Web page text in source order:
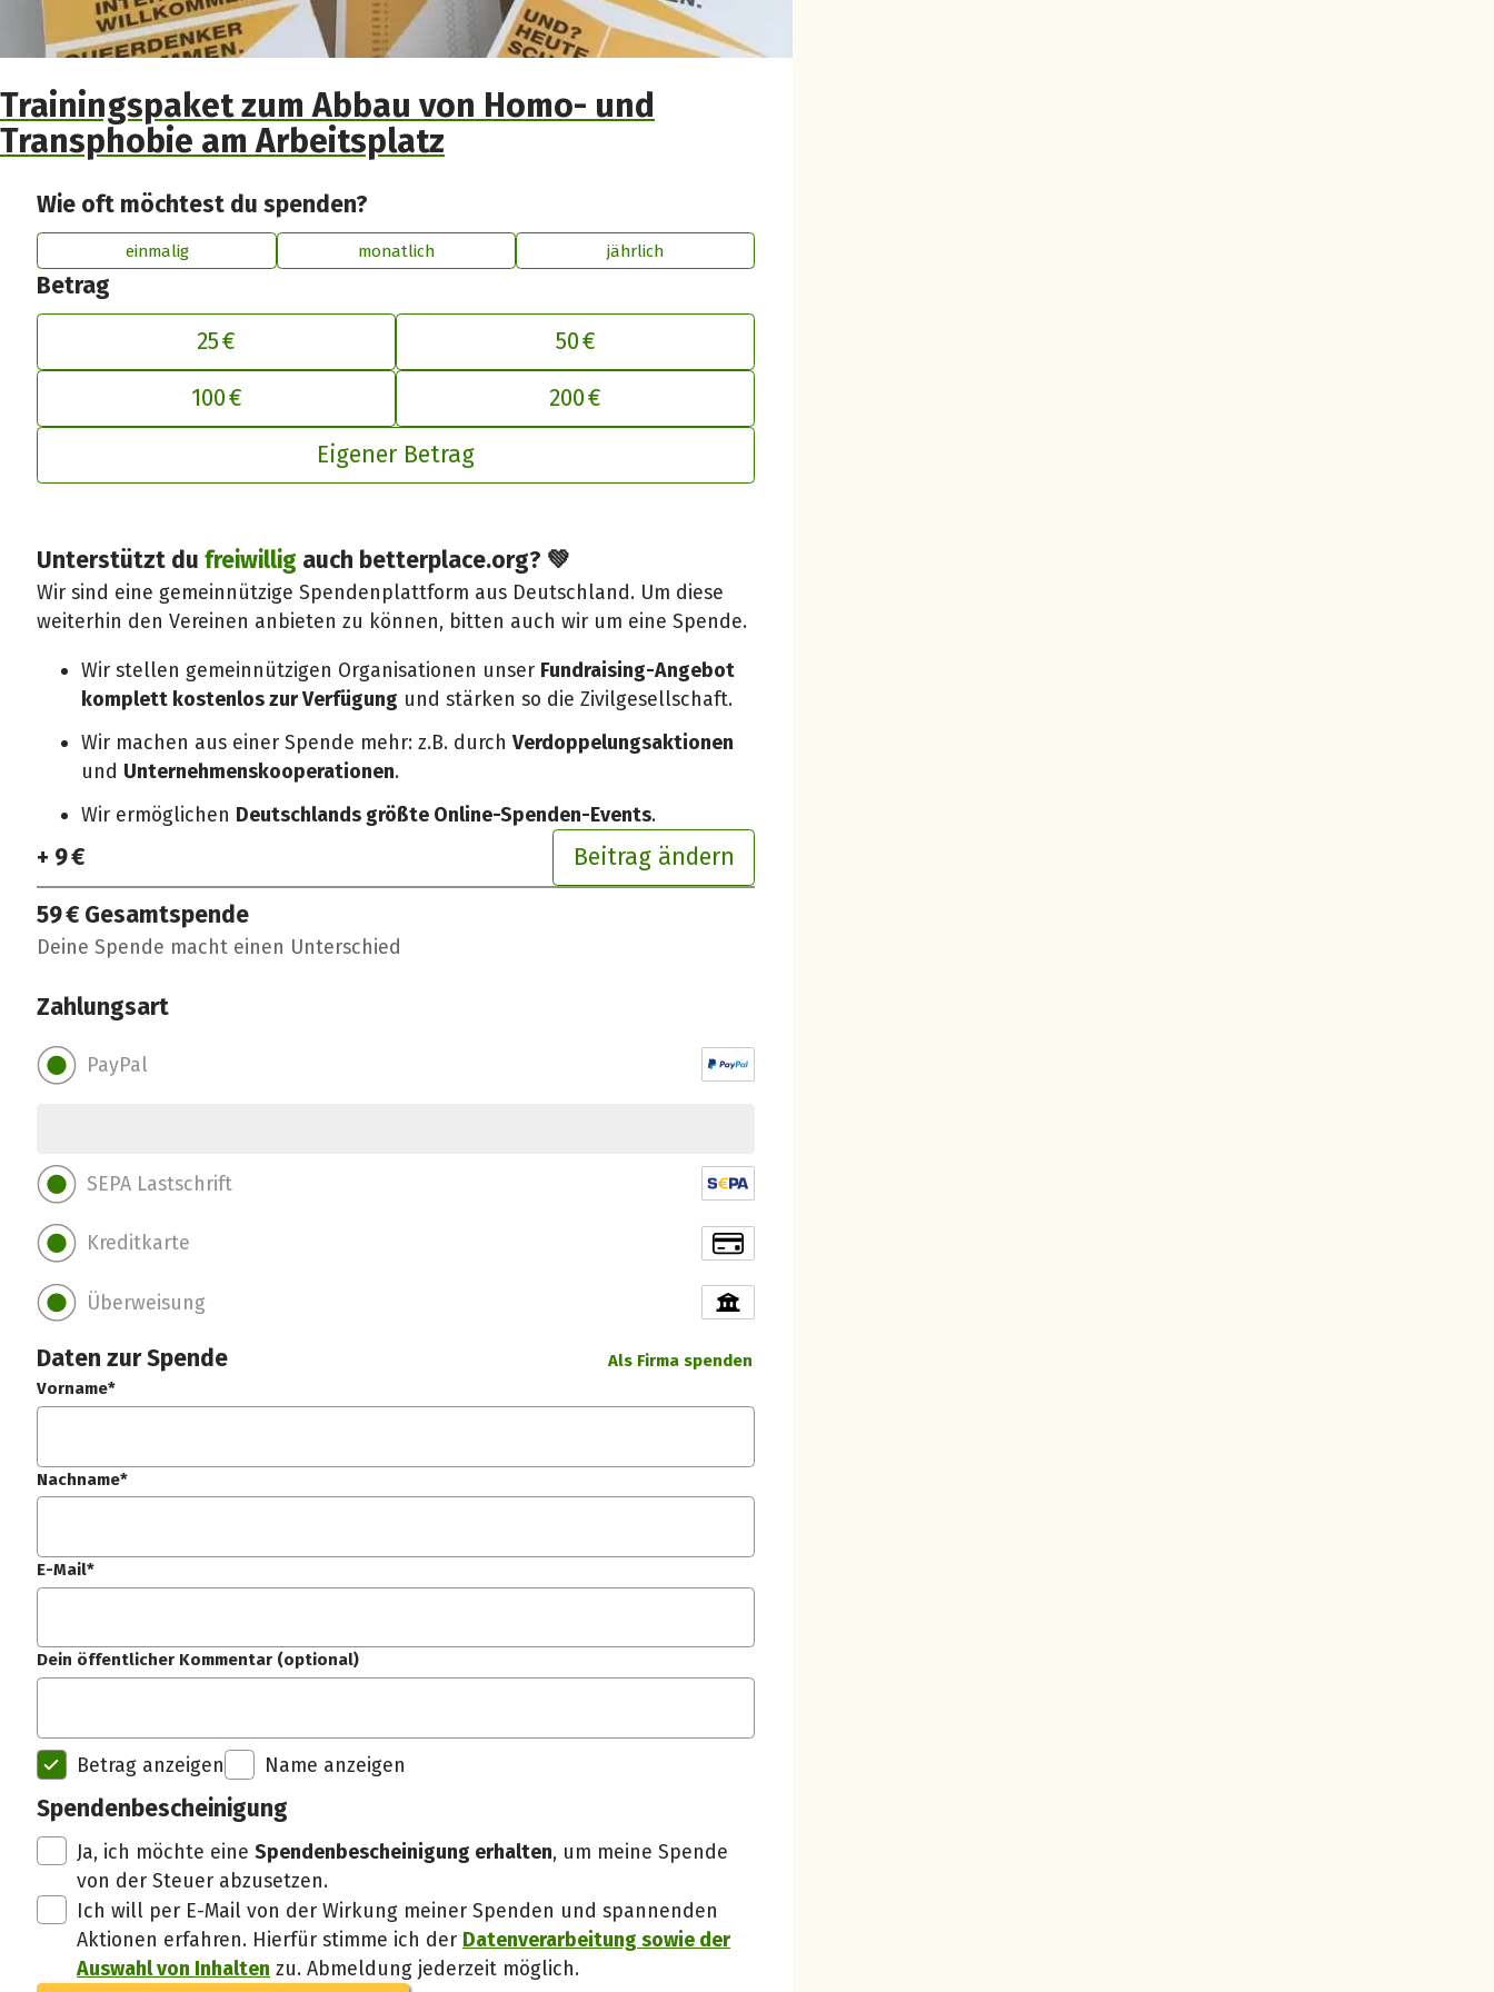
Trainingspaket zum Abbau von Homo- und
Transphobie am Arbeitsplatz
Wie oft möchtest du spenden?
einmalig monatlich jährlich
Betrag
25 €
50 €
100 €
200 €
Eigener Betrag
Unterstützt dufreiwillig auch betterplace.org? 💚
Wir sind eine gemeinnützige Spendenplattform aus Deutschland. Um diese
weiterhin den Vereinen anbieten zu können, bitten auch wir um eine Spende.
Wir stellen gemeinnützigen Organisationen unser Fundraising-Angebot
komplett kostenlos zur Verfügung und stärken so die Zivilgesellschaft.
Wir machen aus einer Spende mehr: z.B. durchVerdoppelungsaktionen
und Unternehmenskooperationen.
Wir ermöglichen Deutschlands größte Online-Spenden-Events.
+ 9 € Beitrag ändern
Deinen Beitrag an betterplace anpassen
59 € Gesamtspende
Deine Spende macht einen Unterschied
Zahlungsart
PayPal
SEPA Lastschrift
Kreditkarte
Überweisung
Daten zur Spende
Als Firma spenden
Vorname*
Nachname*
E-Mail*
Dein öffentlicher Kommentar (optional)
Betrag anzeigen Name anzeigen
Spendenbescheinigung
Ja, ich möchte eineSpendenbescheinigung erhalten, um meine Spende
von der Steuer abzusetzen.
Ich will per E-Mail von der Wirkung meiner Spenden und spannenden
Aktionen erfahren. Hierfür stimme ich der Datenverarbeitung sowie der
Auswahl von Inhalten zu. Abmeldung jederzeit möglich.